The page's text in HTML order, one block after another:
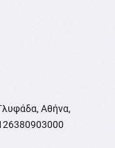
Αθήνα,